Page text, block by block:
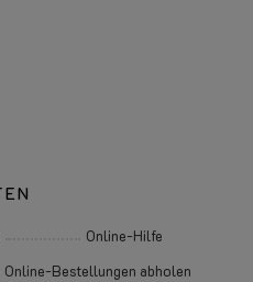
Online-Hilfe
Online-Bestellungen abholen